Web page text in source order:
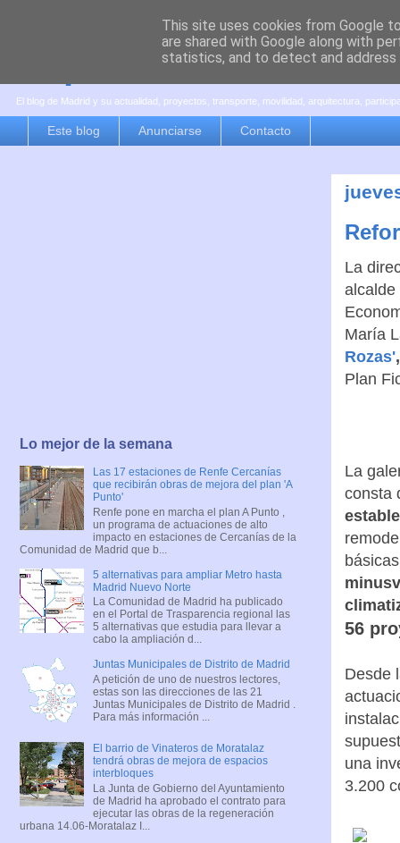
es por madrid
El blog de Madrid y su actualidad, proyectos, transporte, movilidad, arquitectura,
Este blog Anunciarse Contacto
La
alcalde
María
Rozas'
Plan
La
consta
56
Desde
una
3.200
Lo mejor de la semana
Las 17 estaciones de Renfe Cercanías
que recibirán obras de mejora del plan 'A
Punto'
Renfe pone en marcha el plan A Punto ,
un programa de actuaciones de alto
impacto en estaciones de Cercanías de la
Comunidad de Madrid que b...
5 alternativas para ampliar Metro hasta
Madrid Nuevo Norte
La Comunidad de Madrid ha publicado
en el Portal de Trasparencia regional las
5 alternativas que estudia para llevar a
cabo la ampliación d...
Juntas Municipales de Distrito de Madrid
A petición de uno de nuestros lectores,
estas son las direcciones de las 21
Juntas Municipales de Distrito de Madrid .
Para más información ...
El barrio de Vinateros de Moratalaz
tendrá obras de mejora de espacios
interbloques
La Junta de Gobierno del Ayuntamiento
de Madrid ha aprobado el contrato para
ejecutar las obras de la regeneración
urbana 14.06-Moratalaz I...
This site uses cookies from Google
are shared with Google along with
statistics, and to detect and address